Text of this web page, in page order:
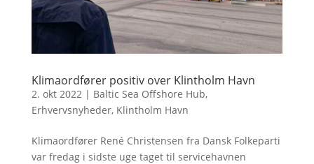
Klimaordfører positiv over Klintholm Havn
2. okt 2022 | Baltic Sea Offshore Hub,
Erhvervsnyheder, Klintholm Havn
Klimaordfører René Christensen fra Dansk Folkeparti
var fredag i sidste uge taget til servicehavnen